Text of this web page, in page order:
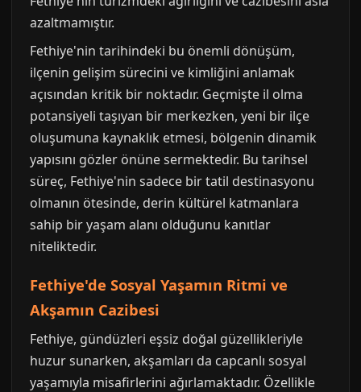
azaltmamıştır.
Fethiye'nin tarihindeki bu önemli dönüşüm,
ilçenin gelişim sürecini ve kimliğini anlamak
açısından kritik bir noktadır. Geçmişte il olma
potansiyeli taşıyan bir merkezken, yeni bir ilçe
oluşumuna kaynaklık etmesi, bölgenin dinamik
yapısını gözler önüne sermektedir. Bu tarihsel
süreç, Fethiye'nin sadece bir tatil destinasyonu
olmanın ötesinde, derin kültürel katmanlara
sahip bir yaşam alanı olduğunu kanıtlar
niteliktedir.
Fethiye'de Sosyal Yaşamın Ritmi ve
Akşamın Cazibesi
Fethiye, gündüzleri eşsiz doğal güzellikleriyle
huzur sunarken, akşamları da capcanlı sosyal
yaşamıyla misafirlerini ağırlamaktadır. Özellikle